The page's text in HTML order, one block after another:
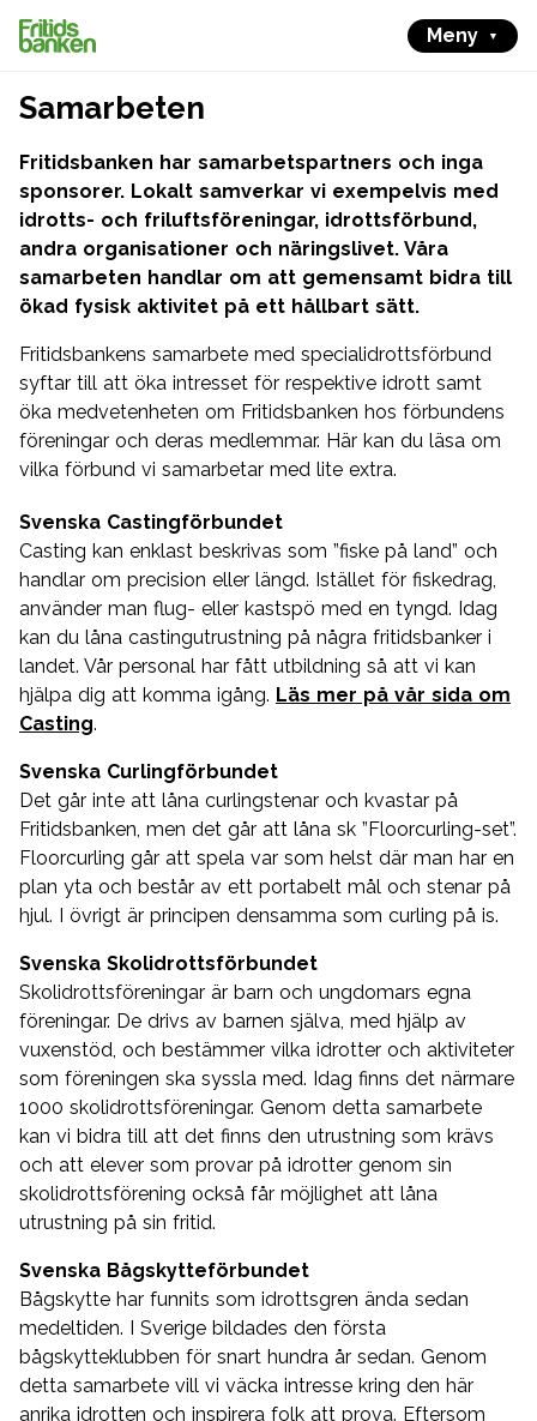
Meny
Samarbeten
Fritidsbanken har samarbetspartners och inga
sponsorer. Lokalt samverkar vi exempelvis med
idrotts- och friluftsföreningar, idrottsförbund,
andra organisationer och näringslivet. Våra
samarbeten handlar om att gemensamt bidra till
ökad fysisk aktivitet på ett hållbart sätt.
Fritidsbankens samarbete med specialidrottsförbund
syftar till att öka intresset för respektive idrott samt
öka medvetenheten om Fritidsbanken hos förbundens
föreningar och deras medlemmar. Här kan du läsa om
vilka förbund vi samarbetar med lite extra.
Svenska Castingförbundet
Casting kan enklast beskrivas som ”fiske på land” och
handlar om precision eller längd. Istället för fiskedrag,
använder man flug- eller kastspö med en tyngd. Idag
kan du låna castingutrustning på några fritidsbanker i
landet. Vår personal har fått utbildning så att vi kan
hjälpa dig att komma igång. Läs mer på vår sida om
Casting.
Svenska Curlingförbundet
Det går inte att låna curlingstenar och kvastar på
Fritidsbanken, men det går att låna sk ”Floorcurling-set”.
Floorcurling går att spela var som helst där man har en
plan yta och består av ett portabelt mål och stenar på
hjul. I övrigt är principen densamma som curling på is.
Svenska Skolidrottsförbundet
Skolidrottsföreningar är barn och ungdomars egna
föreningar. De drivs av barnen själva, med hjälp av
vuxenstöd, och bestämmer vilka idrotter och aktiviteter
som föreningen ska syssla med. Idag finns det närmare
1000 skolidrottsföreningar. Genom detta samarbete
kan vi bidra till att det finns den utrustning som krävs
och att elever som provar på idrotter genom sin
skolidrottsförening också får möjlighet att låna
utrustning på sin fritid.
Svenska Bågskytteförbundet
Bågskytte har funnits som idrottsgren ända sedan
medeltiden. I Sverige bildades den första
bågskytteklubben för snart hundra år sedan. Genom
detta samarbete vill vi väcka intresse kring den här
anrika idrotten och inspirera folk att prova. Eftersom